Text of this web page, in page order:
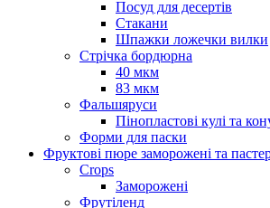
Посуд для десертів
Стакани
Шпажки ложечки вилки
Стрічка бордюрна
40 мкм
83 мкм
Фальшяруси
Пінопластові кулі та
Форми для паски
Фруктові пюре заморожені та
Crops
Заморожені
Фрутіленд